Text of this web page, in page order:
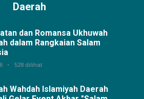
Daerah
dan Romansa Ukhuwah
dalam Rangkaian Salam
528 dilihat
Wahdah Islamiyah Daerah